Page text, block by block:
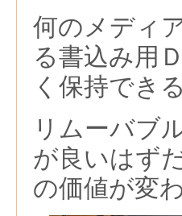
何のメディ
る書込み用
く保持でき
リムーバブ
が良いはず
の価値が変